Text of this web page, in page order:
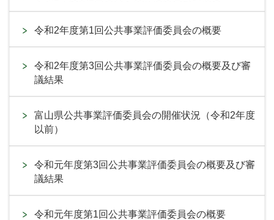
令和2年度第1回公共事業評価委員会の概要
令和2年度第3回公共事業評価委員会の概要及び審
議結果
富山県公共事業評価委員会の開催状況（令和2年度
以前）
令和元年度第3回公共事業評価委員会の概要及び審
議結果
令和元年度第1回公共事業評価委員会の概要